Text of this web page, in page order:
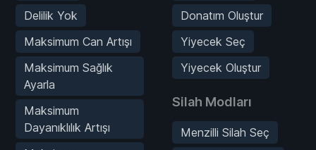
Delilik Yok
Maksimum Can Artışı
Maksimum Sağlık
Ayarla
Maksimum
Dayanıklılık Artışı
Donatım Oluştur
Yiyecek Seç
Yiyecek Oluştur
Silah Modları
Menzilli Silah Seç